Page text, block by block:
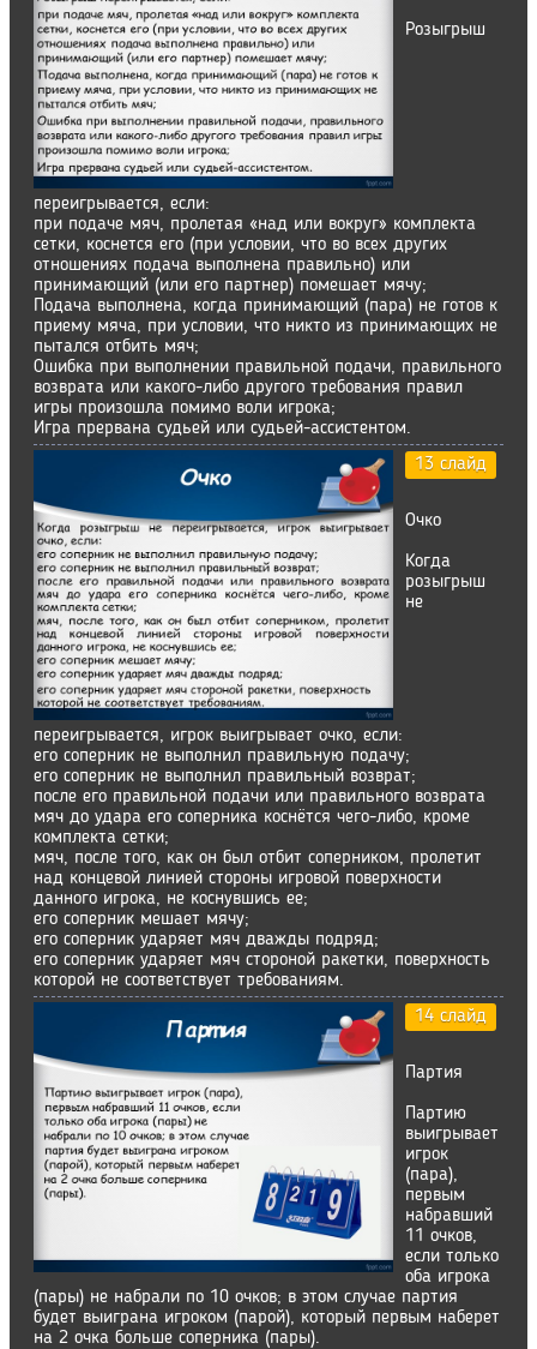
Розыгрыш
переигрывается, если:
при подаче мяч, пролетая «над или вокруг» комплекта
сетки, коснется его (при условии, что во всех других
отношениях подача выполнена правильно) или
принимающий (или его партнер) помешает мячу;
Подача выполнена, когда принимающий (пара) не готов к
приему мяча, при условии, что никто из принимающих не
пытался отбить мяч;
Ошибка при выполнении правильной подачи, правильного
возврата или какого-либо другого требования правил
игры произошла помимо воли игрока;
Игра прервана судьей или судьей-ассистентом.
13 слайд
Очко
Когда
розыгрыш
не
переигрывается, игрок выигрывает очко, если:
его соперник не выполнил правильную подачу;
его соперник не выполнил правильный возврат;
после его правильной подачи или правильного возврата
мяч до удара его соперника коснётся чего-либо, кроме
комплекта сетки;
мяч, после того, как он был отбит соперником, пролетит
над концевой линией стороны игровой поверхности
данного игрока, не коснувшись ее;
его соперник мешает мячу;
его соперник ударяет мяч дважды подряд;
его соперник ударяет мяч стороной ракетки, поверхность
которой не соответствует требованиям.
14 слайд
Партия
Партию
выигрывает
игрок
(пара),
первым
набравший
11 очков,
если только
оба игрока
(пары) не набрали по 10 очков; в этом случае партия
будет выиграна игроком (парой), который первым наберет
на 2 очка больше соперника (пары).